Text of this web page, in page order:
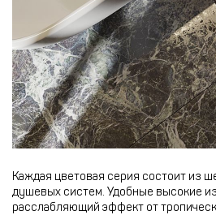
Каждая цветовая серия состоит из
душевых систем. Удобные высокие
расслабляющий эффект от